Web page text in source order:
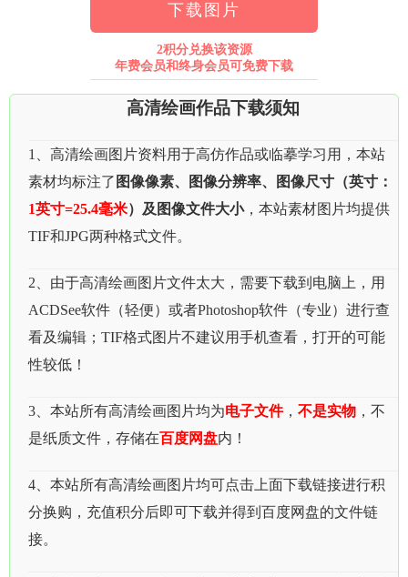
下载图片
2积分兑换该资源
年费会员和终身会员可免费下载
高清绘画作品下载须知
1、高清绘画图片资料用于高仿作品或临摹学习用，本站
素材均标注了 图像像素、图像分辨率、图像尺寸（英寸：
1英寸=25.4毫米）及图像文件大小，本站素材图片均提供
TIF和JPG两种格式文件。
2、由于高清绘画图片文件太大，需要下载到电脑上，用
ACDSee软件（轻便）或者Photoshop软件（专业）进行查
看及编辑；TIF格式图片不建议用手机查看，打开的可能
性较低！
3、本站所有高清绘画图片均为电子文件， 不是实物 ，不
是纸质文件，存储在百度网盘内！
4、本站所有高清绘画图片均可点击上面下载链接进行积
分换购，充值积分后即可下载并得到百度网盘的文件链
接。